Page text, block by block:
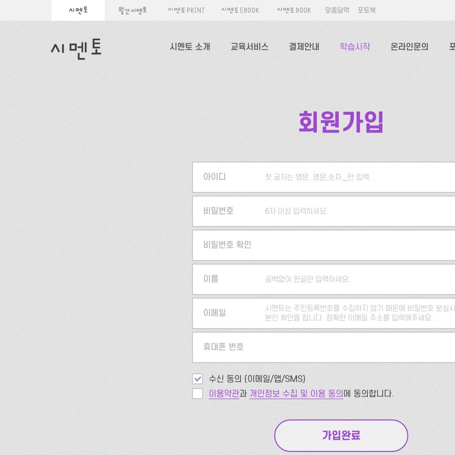
맞춤달력 포토북
시멘토 소개 교육서비스 결제안내 학습시작 온라인문의
회원가입
아이디 첫 글자는 영문. 영문,숫자,_만 입력.
5자 이상 입력하세요.
비밀번호 6자 이상 입력하세요.
비밀번호 확인
이름 공백없이 한글만 입력하세요.
이메일
시멘토는 주민등록번호를 수집하지 않기 때문에 비밀번호 분실
본인 확인을 합니다. 정확한 이메일 주소를 입력해주세요.
휴대폰 번호
수신 동의 (이메일/앱/SMS)
이용약관과 개인정보 수집 및 이용 동의에 동의합니다.